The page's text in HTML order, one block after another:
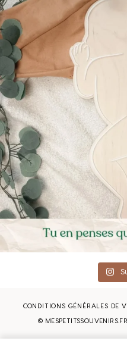
CONDITIONS GÉNÉRALES DE
© MESPETITSSOUVENIRS.FR